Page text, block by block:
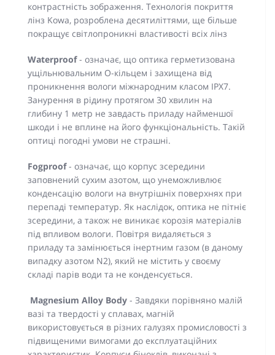
контрастність зображення. Технологія покриття
лінз Kowa, розроблена десятиліттями, ще більше
покращує світлопроникні властивості всіх лінз
Waterproof- означає, що оптика герметизована
ущільнювальним О-кільцем і захищена від
проникнення вологи міжнародним класом IPX7.
Занурення в рідину протягом 30 хвилин на
глибину 1 метр не завдасть приладу найменшої
шкоди і не вплине на його функціональність. Такій
оптиці погодні умови не страшні.
Fogproof- означає, що корпус зсередини
заповнений сухим азотом, що унеможливлює
конденсацію вологи на внутрішніх поверхнях при
перепаді температур. Як наслідок, оптика не пітніє
зсередини, а також не виникає корозія матеріалів
під впливом вологи. Повітря видаляється з
приладу та замінюється інертним газом (в даному
випадку азотом N2), який не містить у своєму
складі парів води та не конденсується.
Magnesium Alloy Body - Завдяки порівняно малій
вазі та твердості у сплавах, магній
використовується в різних галузях промисловості з
підвищеними вимогами до експлуатаційних